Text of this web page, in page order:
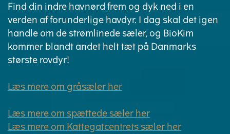
Find din indre havnørd frem og dyk ned i en
verden af forunderlige havdyr. I dag skal det igen
handle om de strømlinede sæler, og BioKim
kommer blandt andet helt tæt på Danmarks
største rovdyr!
Læs mere om gråsæler her
Læs mere om spættede sæler her
Læs mere om Kattegatcentrets sæler her